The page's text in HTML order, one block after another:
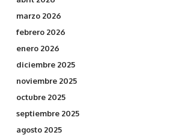
marzo 2026
febrero 2026
enero 2026
diciembre 2025
noviembre 2025
octubre 2025
septiembre 2025
agosto 2025